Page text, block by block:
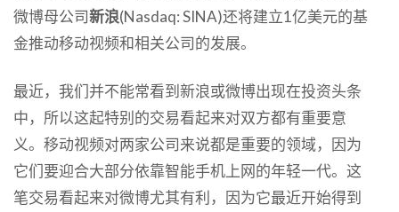
微博母公司新浪(Nasdaq: SINA)还将建立1亿美元的基
金推动移动视频和相关公司的发展。
最近，我们并不能常看到新浪或微博出现在投资头条
中，所以这起特别的交易看起来对双方都有重要意
义。移动视频对两家公司来说都是重要的领域，因为
它们要迎合大部分依靠智能手机上网的年轻一代。这
笔交易看起来对微博尤其有利，因为它最近开始得到